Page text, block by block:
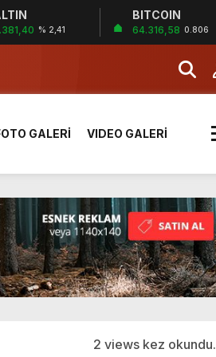
% 2,41
BITCOIN
64.316,58 0.806
sırada
kazaya neden oldu
paylaştı
GALERİ VIDEO GALERİ
2 views kez okundu.